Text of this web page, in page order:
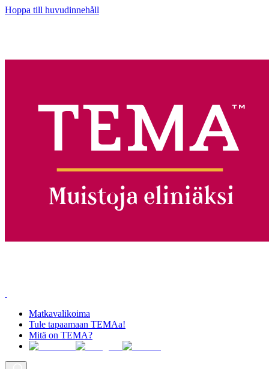
Hoppa till huvudinnehåll
Matkavalikoima
Tule tapaamaan TEMAa!
Mitä on TEMA?